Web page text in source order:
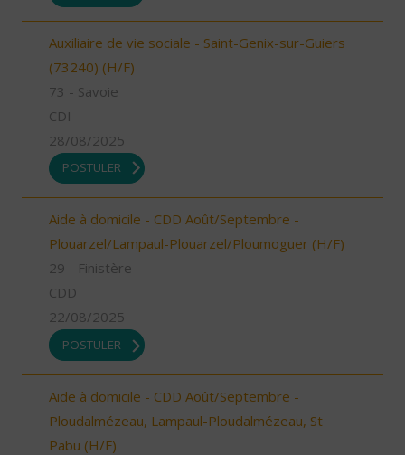
Auxiliaire de vie sociale - Saint-Genix-sur-Guiers
(73240) (H/F)
73 - Savoie
CDI
28/08/2025
POSTULER
Aide à domicile - CDD Août/Septembre -
Plouarzel/Lampaul-Plouarzel/Ploumoguer (H/F)
29 - Finistère
CDD
22/08/2025
POSTULER
Aide à domicile - CDD Août/Septembre -
Ploudalmézeau, Lampaul-Ploudalmézeau, St
Pabu (H/F)